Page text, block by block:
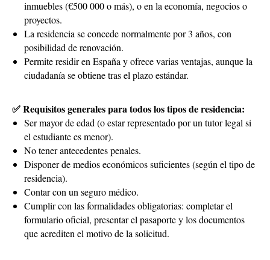
inmuebles (€500 000 o más), o en la economía, negocios o
proyectos.
La residencia se concede normalmente por 3 años, con
posibilidad de renovación.
Permite residir en España y ofrece varias ventajas, aunque la
ciudadanía se obtiene tras el plazo estándar.
✅ Requisitos generales para todos los tipos de residencia:
Ser mayor de edad (o estar representado por un tutor legal si
el estudiante es menor).
No tener antecedentes penales.
Disponer de medios económicos suficientes (según el tipo de
residencia).
Contar con un seguro médico.
Cumplir con las formalidades obligatorias: completar el
formulario oficial, presentar el pasaporte y los documentos
que acrediten el motivo de la solicitud.